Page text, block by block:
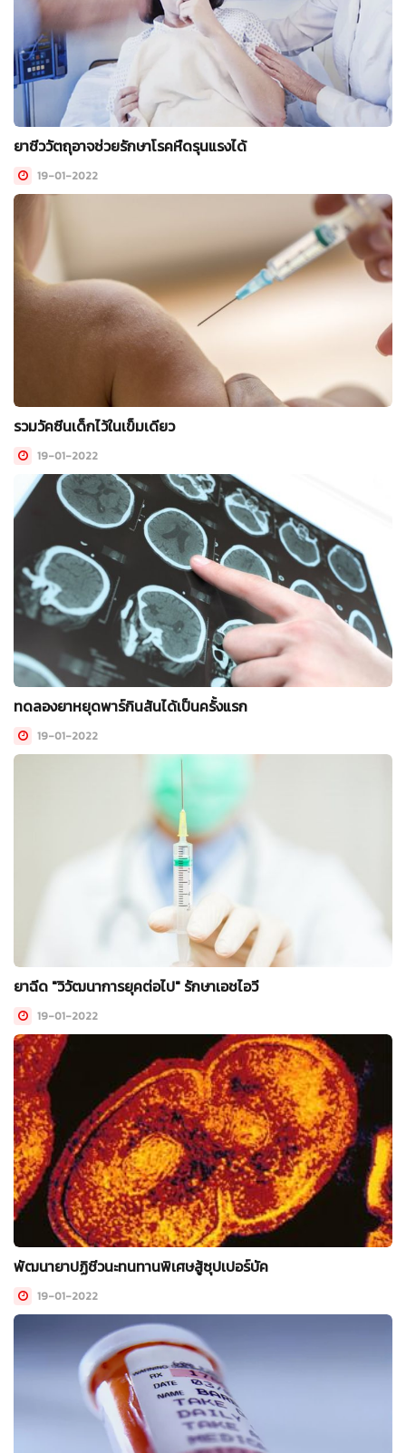
ยาชีววัตถุอาจช่วยรักษาโรคหืดรุนแรงได้
19-01-2022
รวมวัคซีนเด็กไว้ในเข็มเดียว
19-01-2022
ทดลองยาหยุดพาร์กินสันได้เป็นครั้งแรก
19-01-2022
ยาฉีด "วิวัฒนาการยุคต่อไป" รักษาเอชไอวี
19-01-2022
พัฒนายาปฏิชีวนะทนทานพิเศษสู้ซุปเปอร์บัค
19-01-2022